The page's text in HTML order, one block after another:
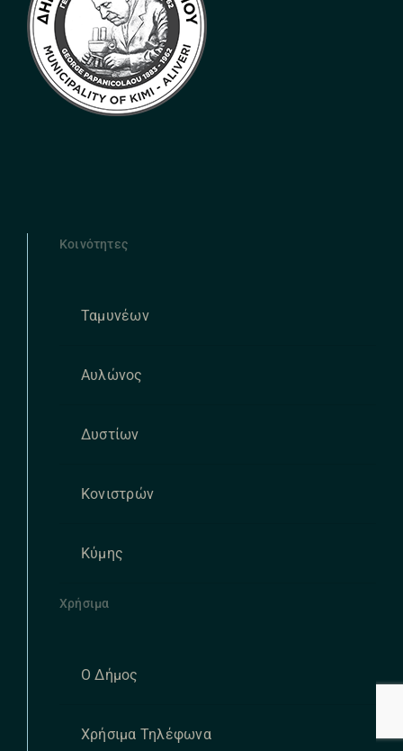
Κοινότητες
Ταμυνέων
Αυλώνος
Δυστίων
Κονιστρών
Κύμης
Χρήσιμα
Ο Δήμος
Χρήσιμα Τηλέφωνα